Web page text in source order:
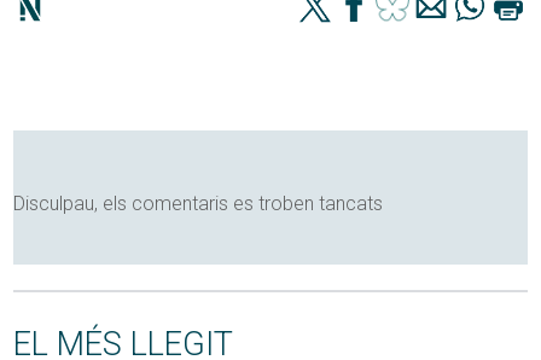
Disculpau, els comentaris es troben tancats
EL MÉS LLEGIT